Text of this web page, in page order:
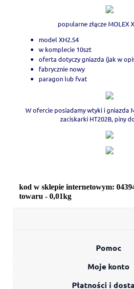
popularne złącze MOLEX
model XH2.54
w komplecie 10szt
oferta dotyczy gniazda (jak w
fabrycznie nowy
paragon lub fvat
W ofercie posiadamy wtyki i gniazda
zaciskarki HT202B, piny
kod w sklepie internetowym:
towaru - 0,01kg
Pomoc
Moje konto
Płatności i